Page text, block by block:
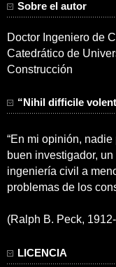
Sobre el autor
Doctor Ingeniero de
Catedrático de
Construcción
“Nihil difficile
“En mi opinión,
buen investigador,
ingeniería civil a
problemas de los
(Ralph B. Peck,
LICENCIA